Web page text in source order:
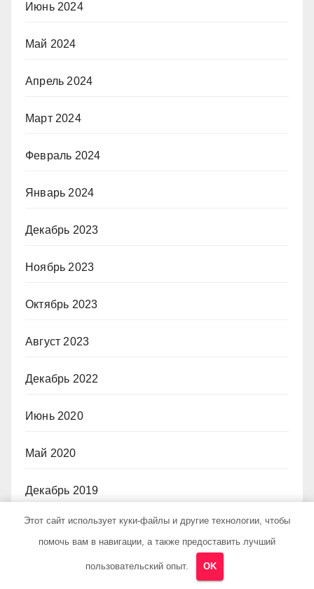
Июнь 2024
Май 2024
Апрель 2024
Март 2024
Февраль 2024
Январь 2024
Декабрь 2023
Ноябрь 2023
Октябрь 2023
Август 2023
Декабрь 2022
Июнь 2020
Май 2020
Декабрь 2019
Октябрь 2018
Сентябрь 2018
Этот сайт использует куки-файлы и другие технологии, чтобы
помочь вам в навигации, а также предоставить лучший
пользовательский опыт. OK